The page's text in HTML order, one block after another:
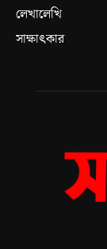
লেখালেখি
সাক্ষাৎকার